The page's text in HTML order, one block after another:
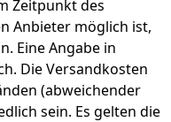
Zeitpunkt des
Anbieter möglich ist,
Eine Angabe in
Die Versandkosten
(abweichender
sein. Es gelten die